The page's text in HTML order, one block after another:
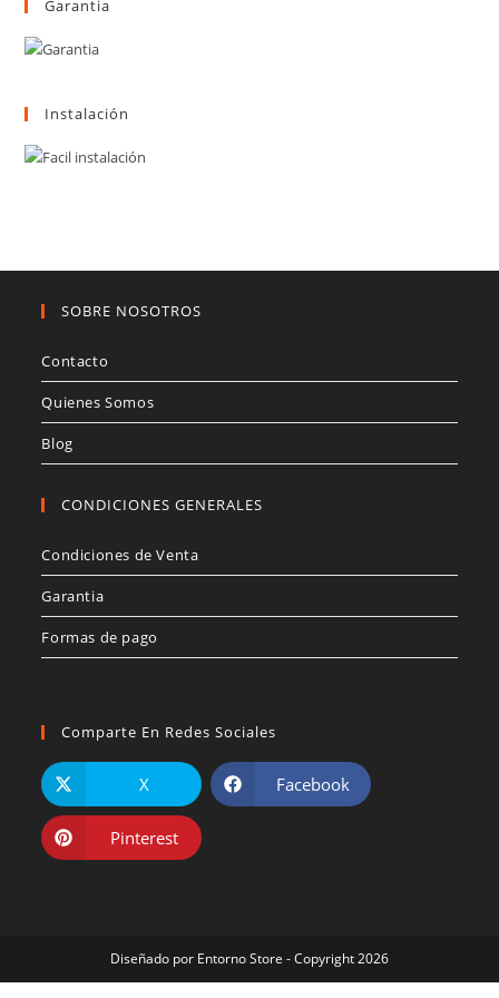
Garantia
Instalación
SOBRE NOSOTROS
Contacto
Quienes Somos
Blog
CONDICIONES GENERALES
Condiciones de Venta
Garantia
Formas de pago
Comparte En Redes Sociales
X Facebook
Pinterest
Diseñado por Entorno Store - Copyright 2026